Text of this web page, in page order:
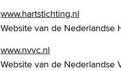
www.hartstichting.nl
Website van de Nederlandse
www.nvvc.nl
Website van de Nederlandse